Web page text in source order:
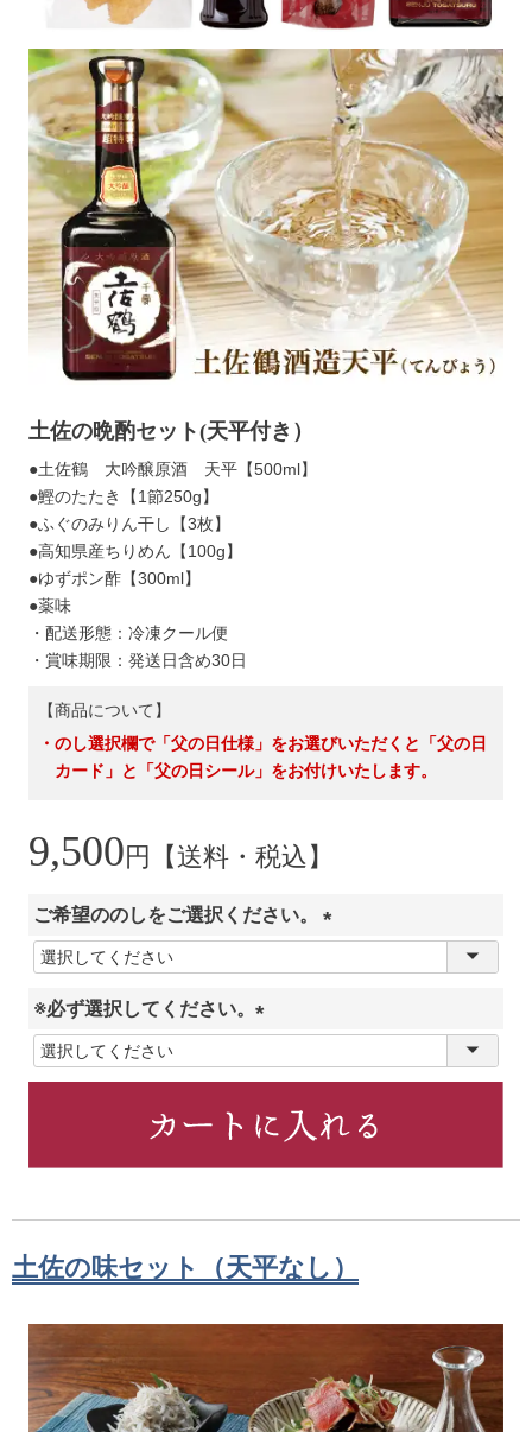
土佐の晩酌セット(天平付き）
●土佐鶴 大吟醸原酒 天平【500ml】
●鰹のたたき【1節250g】
●ふぐのみりん干し【3枚】
●高知県産ちりめん【100g】
●ゆずポン酢【300ml】
●薬味
・配送形態：冷凍クール便
・賞味期限：発送日含め30日
【商品について】
・のし選択欄で「父の日仕様」をお選びいただくと「父の日
カード」と「父の日シール」をお付けいたします。
9,500 円【送料・税込】
ご希望ののしをご選択ください。
)
※必ず選択してください。
)
土佐の味セット（天平なし）